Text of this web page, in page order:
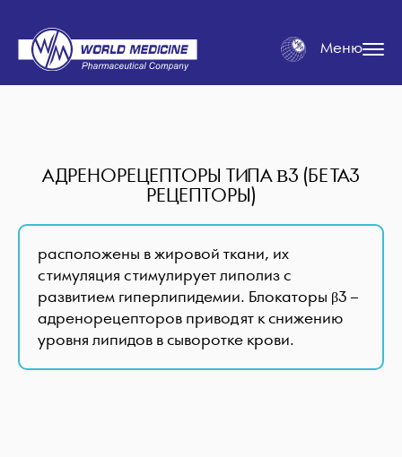
Меню
АДРЕНОРЕЦЕПТОРЫ ТИПА Β3 (БЕТА3
РЕЦЕПТОРЫ)
расположены в жировой ткани, их
стимуляция стимулирует липолиз с
развитием гиперлипидемии. Блокаторы β3 –
адренорецепторов приводят к снижению
уровня липидов в сыворотке крови.